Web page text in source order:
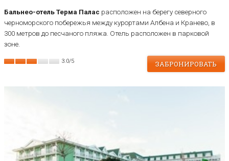
Бальнео-отель Терма Палас расположен на берегу северного
черноморского побережья между курортами Албена и Кранево, в
300 метров до песчаного пляжа. Отель расположен в парковой
зоне.
ЗАБРОНИРОВАТЬ
3.0/5